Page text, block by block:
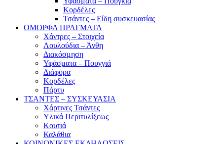
Κορδέλες
Τσάντες – Είδη συσκευασίας
ΟΜΟΡΦΑ ΠΡΑΓΜΑΤΑ
Χάντρες – Στοιχεία
Λουλούδια – Άνθη
Διακόσμηση
Υφάσματα – Πουγγιά
Διάφορα
Κορδέλες
Πάρτυ
ΤΣΑΝΤΕΣ – ΣΥΣΚΕΥΑΣΙΑ
Χάρτινες Τσάντες
Υλικά Περιτυλίξεως
Κουτιά
Καλάθια